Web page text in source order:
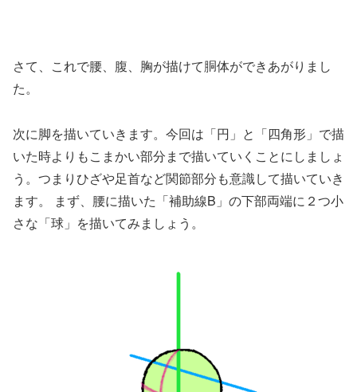
さて、これで腰、腹、胸が描けて胴体ができあがりまし
た。
次に脚を描いていきます。今回は「円」と「四角形」で描
いた時よりもこまかい部分まで描いていくことにしましょ
う。つまりひざや足首など関節部分も意識して描いていき
ます。 まず、腰に描いた「補助線B」の下部両端に２つ小
さな「球」を描いてみましょう。